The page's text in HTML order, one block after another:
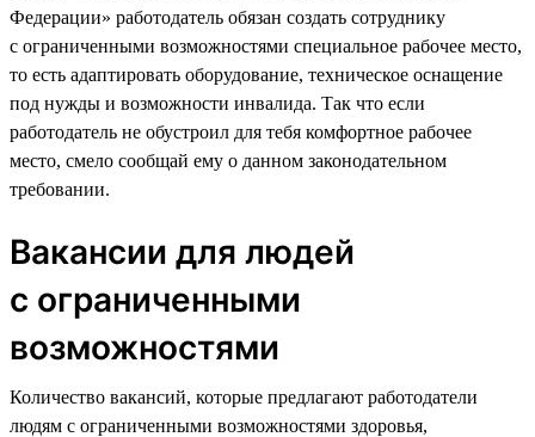
Федерации» работодатель обязан создать сотруднику
с ограниченными возможностями специальное рабочее место,
то есть адаптировать оборудование, техническое оснащение
под нужды и возможности инвалида. Так что если
работодатель не обустроил для тебя комфортное рабочее
место, смело сообщай ему о данном законодательном
требовании.
Вакансии для людей
с ограниченными
возможностями
Количество вакансий, которые предлагают работодатели
людям с ограниченными возможностями здоровья,